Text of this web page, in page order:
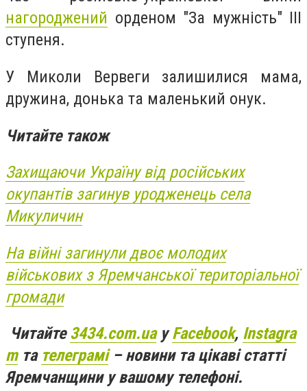
нагороджений орденом "За мужність" ІІІ
ступеня.
У Миколи Вервеги залишилися мама,
дружина, донька та маленький онук.
Читайте також
Захищаючи Україну від російських
окупантів загинув уродженець села
Микуличин
На війні загинули двоє молодих
військових з Яремчанської територіальної
громади
Читайте3434.com.uaуFacebook, Instagra
mта телеграмі– новини та цікаві статті
Яремчанщини у вашому телефоні.